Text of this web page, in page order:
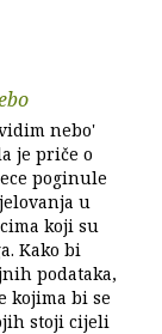
nebo'
je priče o
poginule
u
koji su
Kako bi
podataka,
kojima bi se
stoji cijeli